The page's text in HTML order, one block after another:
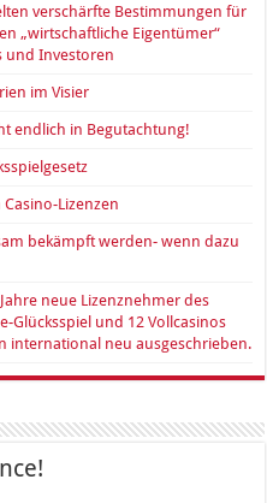
verschärfte Bestimmungen für
„wirtschaftliche Eigentümer“
und Investoren
im Visier
endlich in Begutachtung!
Lizenzen
bekämpft werden- wenn dazu
neue Lizenznehmer des
Glücksspiel und 12 Vollcasinos
international neu ausgeschrieben.